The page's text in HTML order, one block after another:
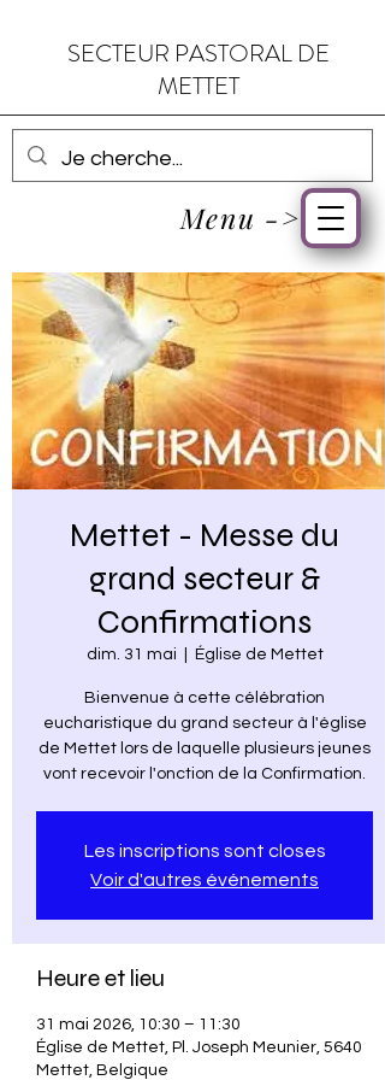
SECTEUR PASTORAL DE
METTET
Menu ->
Mettet - Messe du
grand secteur &
Confirmations
dim. 31 mai Église de Mettet
Bienvenue à cette célébration
eucharistique du grand secteur à l'église
de Mettet lors de laquelle plusieurs jeunes
vont recevoir l'onction de la Confirmation.
Les inscriptions sont closes
Voir d'autres événements
Heure et lieu
31 mai 2026, 10:30 – 11:30
Église de Mettet, Pl. Joseph Meunier, 5640
Mettet, Belgique